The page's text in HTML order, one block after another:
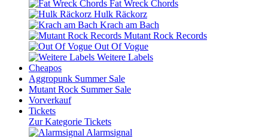
Fat Wreck Chords
Hulk Räckorz
Krach am Bach
Mutant Rock Records
Out Of Vogue
Weitere Labels
Cheapos
Aggropunk Summer Sale
Mutant Rock Summer Sale
Vorverkauf
Tickets
Zur Kategorie Tickets
Alarmsignal